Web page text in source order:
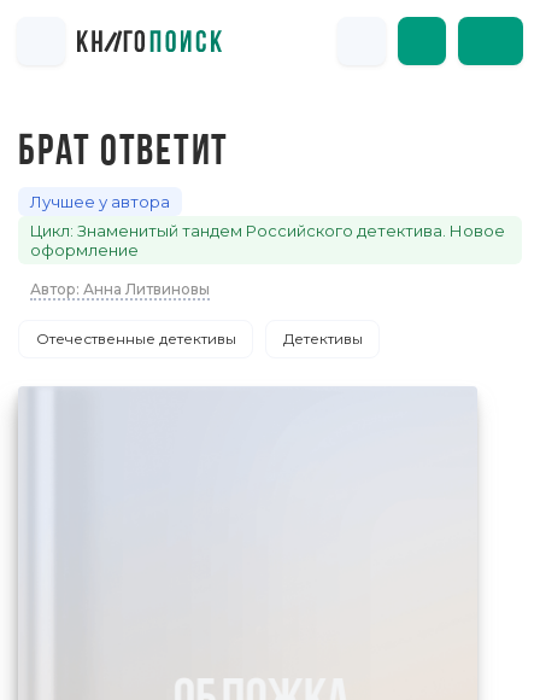
БРАТ ОТВЕТИТ
Лучшее у автора
Цикл: Знаменитый тандем Российского детектива. Новое
оформление
Автор: Анна Литвиновы
Отечественные детективы Детективы